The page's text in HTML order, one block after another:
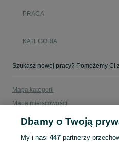
PRACA
KATEGORIA
Mapa kategorii
Mapa miejscowości
Mapa ministron
Dbamy o Twoją
My i nasi447 partnerzy